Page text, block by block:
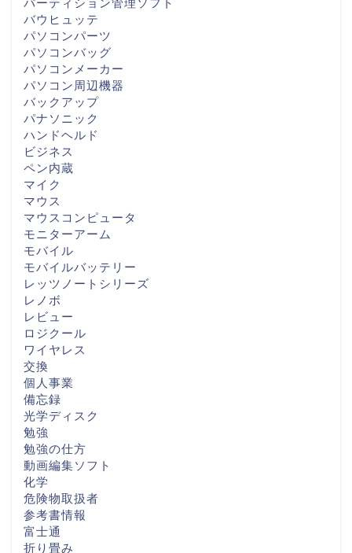
バウヒュッテ
パソコンパーツ
パソコンバッグ
パソコンメーカー
パソコン周辺機器
バックアップ
パナソニック
ハンドヘルド
ビジネス
ペン内蔵
マイク
マウス
マウスコンピュータ
モニターアーム
モバイル
モバイルバッテリー
レッツノートシリーズ
レノボ
レビュー
ロジクール
ワイヤレス
交換
個人事業
備忘録
光学ディスク
勉強
勉強の仕方
動画編集ソフト
化学
危険物取扱者
参考書情報
富士通
折り畳み